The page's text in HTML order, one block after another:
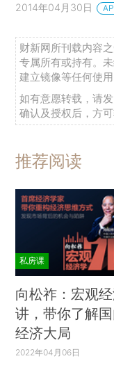
2014年04月30日
财新网所刊载内容
专属所有或持有。
建立镜像等任何使用
如有意愿转载，请
确认及授权后，方可
推荐阅读
私房课
向松祚：宏观
讲，带你了解
经济大局
2022年04月06日